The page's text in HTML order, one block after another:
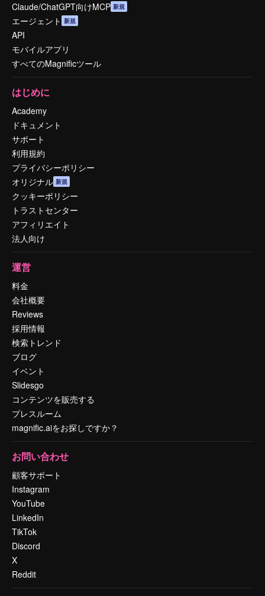
Claude/ChatGPT向けMCP 新規
エージェント 新規
API
モバイルアプリ
すべてのMagnificツール
はじめに
Academy
ドキュメント
サポート
利用規約
プライバシーポリシー
オリジナル 新規
クッキーポリシー
トラストセンター
アフィリエイト
法人向け
運営
料金
会社概要
Reviews
採用情報
検索トレンド
ブログ
イベント
Slidesgo
コンテンツを販売する
プレスルーム
magnific.aiをお探しですか？
お問い合わせ
顧客サポート
Instagram
YouTube
LinkedIn
TikTok
Discord
X
Reddit